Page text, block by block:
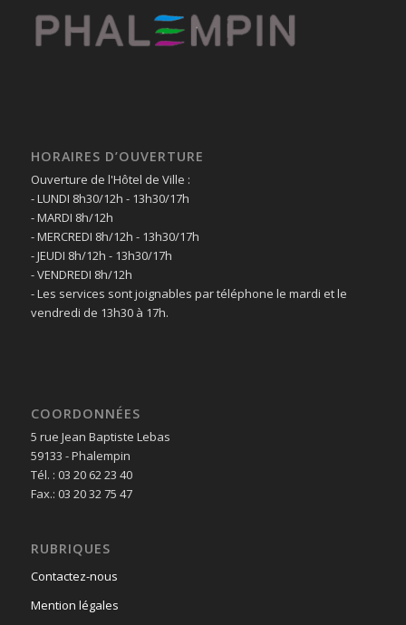
HORAIRES D’OUVERTURE
Ouverture de l'Hôtel de Ville :
- LUNDI 8h30/12h - 13h30/17h
- MARDI 8h/12h
- MERCREDI 8h/12h - 13h30/17h
- JEUDI 8h/12h - 13h30/17h
- VENDREDI 8h/12h
- Les services sont joignables par téléphone le mardi et le
vendredi de 13h30 à 17h.
COORDONNÉES
5 rue Jean Baptiste Lebas
59133 - Phalempin
Tél. : 03 20 62 23 40
Fax.: 03 20 32 75 47
RUBRIQUES
Contactez-nous
Mention légales